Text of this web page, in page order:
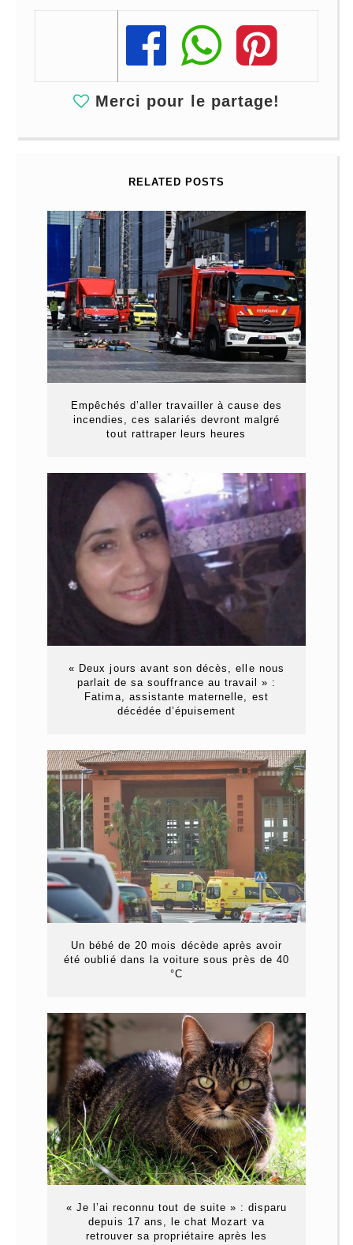
Share
Share
Share
Merci pour le partage!
RELATED POSTS
Empêchés d’aller travailler à cause des
incendies, ces salariés devront malgré
tout rattraper leurs heures
« Deux jours avant son décès, elle nous
parlait de sa souffrance au travail » :
Fatima, assistante maternelle, est
décédée d’épuisement
Un bébé de 20 mois décède après avoir
été oublié dans la voiture sous près de 40
°C
« Je l’ai reconnu tout de suite » : disparu
depuis 17 ans, le chat Mozart va
retrouver sa propriétaire après les